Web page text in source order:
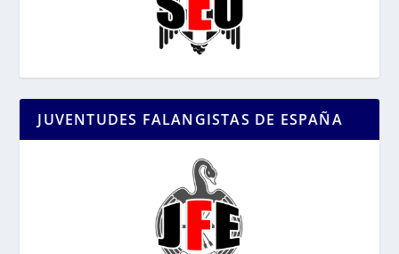
JUVENTUDES FALANGISTAS DE ESPAÑA